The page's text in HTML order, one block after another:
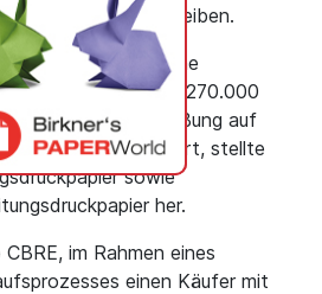
waren, vorantreiben.
betrieb zuletzt eine
einer Kapazität von 270.000
war vor der Schließung auf
Papier spezialisiert, stellte
sowie
her.
im Rahmen eines
einen Käufer mit